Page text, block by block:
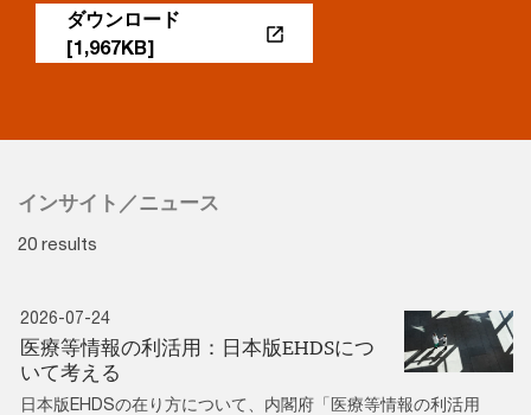
ダウンロード
[1,967KB]
インサイト／ニュース
20 results
2026-07-24
医療等情報の利活用：日本版EHDSにつ
いて考える
日本版EHDSの在り方について、内閣府「医療等情報の利活用